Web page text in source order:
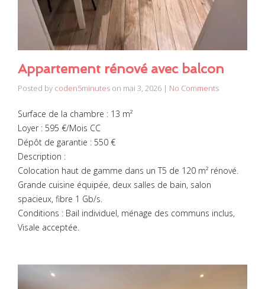
Appartement rénové avec balcon
Posted by coden5minutes on mai 3, 2026 | No Comments
Surface de la chambre : 13 m²
Loyer : 595 €/Mois CC
Dépôt de garantie : 550 €
Description :
Colocation haut de gamme dans un T5 de 120 m² rénové.
Grande cuisine équipée, deux salles de bain, salon
spacieux, fibre 1 Gb/s.
Conditions : Bail individuel, ménage des communs inclus,
Visale acceptée.